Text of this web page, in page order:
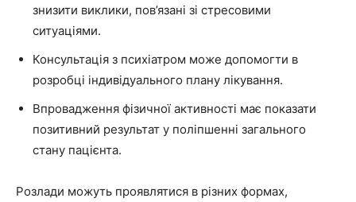
знизити виклики, пов’язані зі стресовими
ситуаціями.
Консультація з психіатром може допомогти в
розробці індивідуального плану лікування.
Впровадження фізичної активності має показати
позитивний результат у поліпшенні загального
стану пацієнта.
Розлади можуть проявлятися в різних формах,